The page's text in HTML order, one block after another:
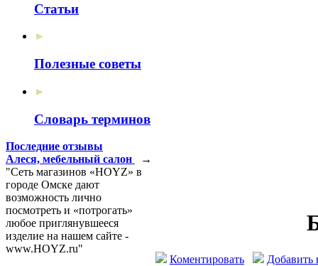
Статьи
►
Полезные советы
►
Словарь терминов
Последние отзывы
Алеся, мебельный салон
→
"Сеть магазинов «HOYZ» в
городе Омске дают
возможность лично
посмотреть и «потрогать»
любое приглянувшееся
изделие на нашем сайте -
www.HOYZ.ru"
Коментировать Добавить